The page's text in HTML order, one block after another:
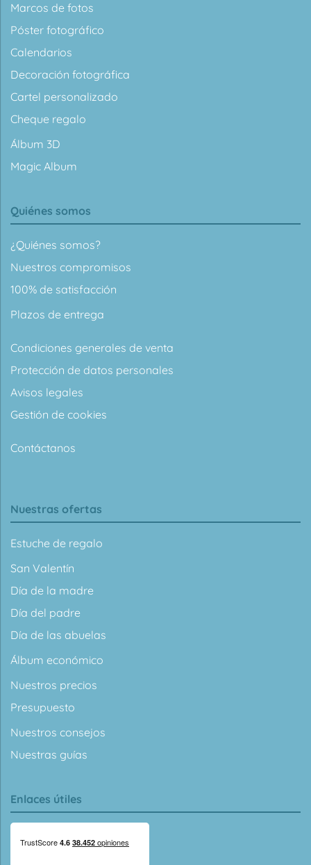
Marcos de fotos
Póster fotográfico
Calendarios
Decoración fotográfica
Cartel personalizado
Cheque regalo
Álbum 3D
Magic Album
Quiénes somos
¿Quiénes somos?
Nuestros compromisos
100% de satisfacción
Plazos de entrega
Condiciones generales de venta
Protección de datos personales
Avisos legales
Gestión de cookies
Contáctanos
Nuestras ofertas
Estuche de regalo
San Valentín
Día de la madre
Día del padre
Día de las abuelas
Álbum económico
Nuestros precios
Presupuesto
Nuestros consejos
Nuestras guías
Enlaces útiles